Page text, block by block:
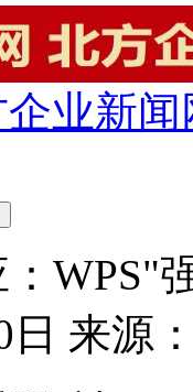
业新闻
WPS"
来源